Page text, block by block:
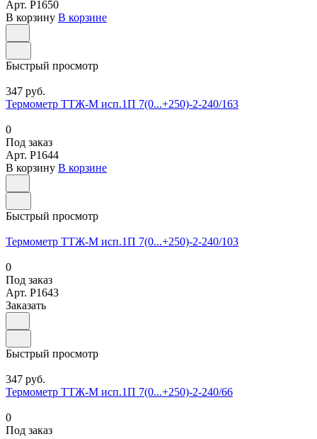
Арт. P1650
В корзину В корзине
Быстрый просмотр
347 руб.
Термометр ТТЖ-М исп.1П 7(0...+250)-2-240/163
0
Под заказ
Арт. P1644
В корзину В корзине
Быстрый просмотр
Термометр ТТЖ-М исп.1П 7(0...+250)-2-240/103
0
Под заказ
Арт. P1643
Заказать
Быстрый просмотр
347 руб.
Термометр ТТЖ-М исп.1П 7(0...+250)-2-240/66
0
Под заказ